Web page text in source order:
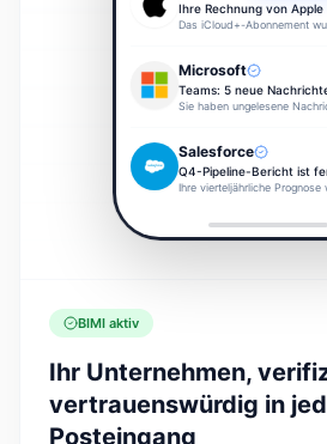
Ihre Rechnung von Apple
Microsoft
Teams: 5 neue
Salesforce
Q4-Pipeline-Bericht ist
BIMI aktiv
Ihr Unternehmen,
vertrauenswürdig in
Posteingang